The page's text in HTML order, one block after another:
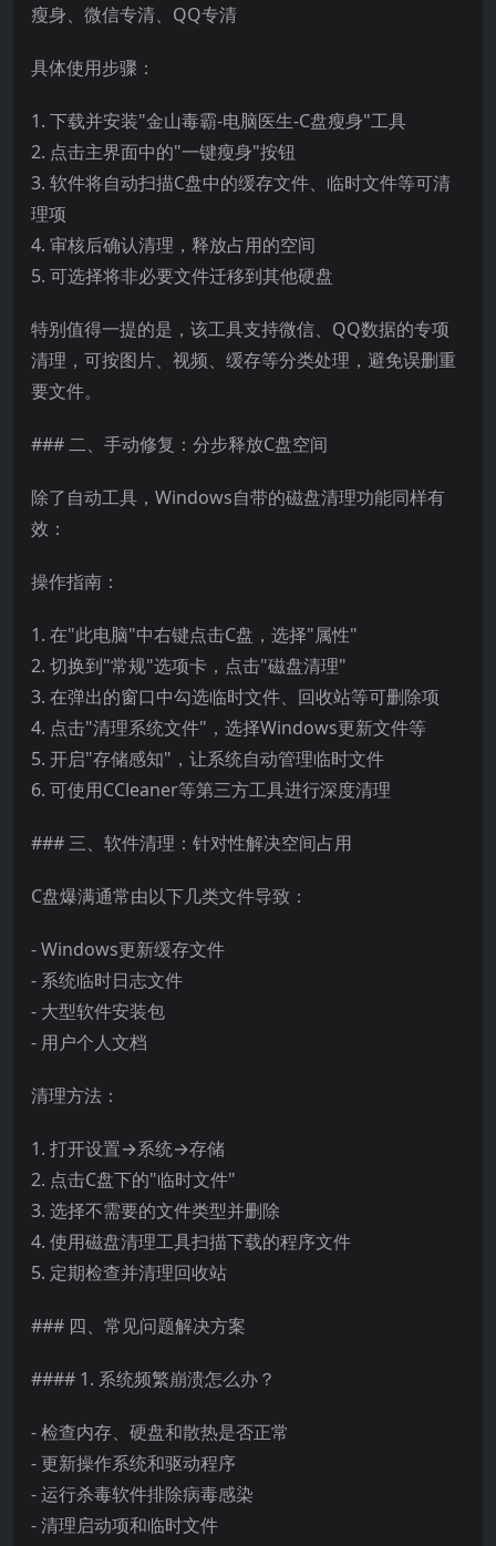
瘦身、微信专清、QQ专清
具体使用步骤：
1. 下载并安装"金山毒霸-电脑医生-C盘瘦身"工具
2. 点击主界面中的"一键瘦身"按钮
3. 软件将自动扫描C盘中的缓存文件、临时文件等可清
理项
4. 审核后确认清理，释放占用的空间
5. 可选择将非必要文件迁移到其他硬盘
特别值得一提的是，该工具支持微信、QQ数据的专项
清理，可按图片、视频、缓存等分类处理，避免误删重
要文件。
### 二、手动修复：分步释放C盘空间
除了自动工具，Windows自带的磁盘清理功能同样有
效：
操作指南：
1. 在"此电脑"中右键点击C盘，选择"属性"
2. 切换到"常规"选项卡，点击"磁盘清理"
3. 在弹出的窗口中勾选临时文件、回收站等可删除项
4. 点击"清理系统文件"，选择Windows更新文件等
5. 开启"存储感知"，让系统自动管理临时文件
6. 可使用CCleaner等第三方工具进行深度清理
### 三、软件清理：针对性解决空间占用
C盘爆满通常由以下几类文件导致：
- Windows更新缓存文件
- 系统临时日志文件
- 大型软件安装包
- 用户个人文档
清理方法：
1. 打开设置→系统→存储
2. 点击C盘下的"临时文件"
3. 选择不需要的文件类型并删除
4. 使用磁盘清理工具扫描下载的程序文件
5. 定期检查并清理回收站
### 四、常见问题解决方案
#### 1. 系统频繁崩溃怎么办？
- 检查内存、硬盘和散热是否正常
- 更新操作系统和驱动程序
- 运行杀毒软件排除病毒感染
- 清理启动项和临时文件